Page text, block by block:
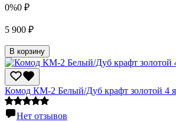
0%0 ₽
5 900 ₽
В корзину
Комод КМ-2 Белый/Дуб крафт золотой 4
Нет отзывов